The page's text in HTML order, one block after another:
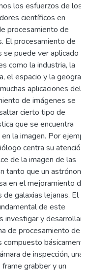
los esfuerzos de los
científicos en
procesamiento de
El procesamiento de
se puede ver aplicado
como la industria, la
el espacio y la
aplicaciones del
de imágenes se
cierto tipo de
que se encuentra
la imagen. Por
centra su atención
de la imagen de las
tanto que un astrónomo
en el mejoramiento de
de galaxias lejanas. El
de este
investigar y desarrollar
de procesamiento de
compuesto básicamente
de inspección, una
grabber y un